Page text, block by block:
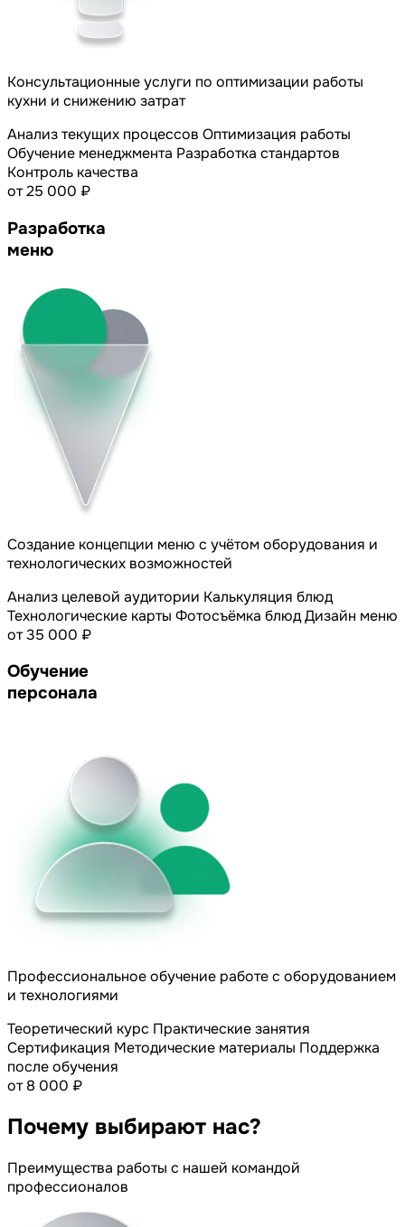
Консультационные услуги по оптимизации работы
кухни и снижению затрат
Анализ текущих процессов Оптимизация работы
Обучение менеджмента Разработка стандартов
Контроль качества
от 25 000 ₽
Разработка
меню
Создание концепции меню с учётом оборудования и
технологических возможностей
Анализ целевой аудитории Калькуляция блюд
Технологические карты Фотосъёмка блюдДизайн меню
от 35 000 ₽
Обучение
персонала
Профессиональное обучение работе с оборудованием
и технологиями
Теоретический курс Практические занятия
Сертификация Методические материалы Поддержка
после обучения
от 8 000 ₽
Почему выбирают нас?
Преимущества работы с нашей командой
профессионалов